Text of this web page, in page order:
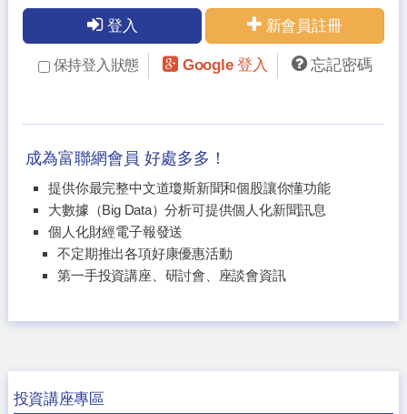
登入 新會員註冊
保持登入狀態 Google 登入 忘記密碼
成為富聯網會員 好處多多！
提供你最完整中文道瓊斯新聞和個股讓你懂功能
大數據（Big Data）分析可提供個人化新聞訊息
個人化財經電子報發送
不定期推出各項好康優惠活動
第一手投資講座、研討會、座談會資訊
投資講座專區